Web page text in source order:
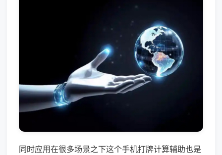
同时应用在很多场景之下这个手机打牌计算辅助也是